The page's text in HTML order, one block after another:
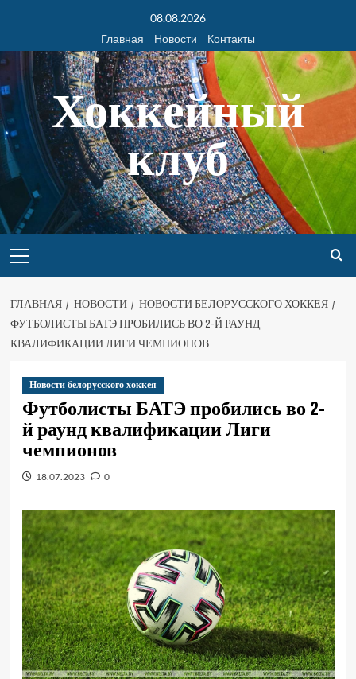
08.08.2026
Главная
Новости Контакты
Хоккейный
клуб
ГЛАВНАЯ НОВОСТИ
НОВОСТИ БЕЛОРУССКОГО ХОККЕЯ
ФУТБОЛИСТЫ БАТЭ ПРОБИЛИСЬ ВО 2-Й РАУНД
КВАЛИФИКАЦИИ ЛИГИ ЧЕМПИОНОВ
Новости белорусского хоккея
Футболисты БАТЭ пробились во 2-
й раунд квалификации Лиги
чемпионов
18.07.2023 0